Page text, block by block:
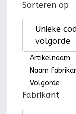
Sorteren op
Unieke
volgorde
Artikelnaam
Naam
Volgorde
Fabrikant